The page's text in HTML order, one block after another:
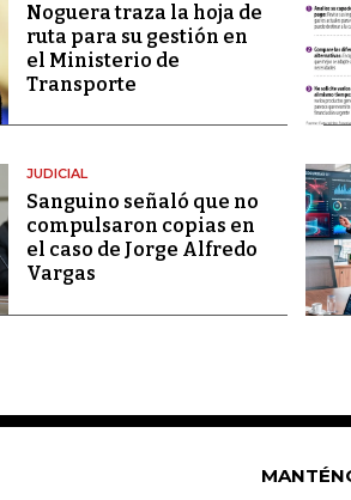
Noguera traza la hoja de
ruta para su gestión en
el Ministerio de
Transporte
JUDICIAL
Sanguino señaló que no
compulsaron copias en
el caso de Jorge Alfredo
Vargas